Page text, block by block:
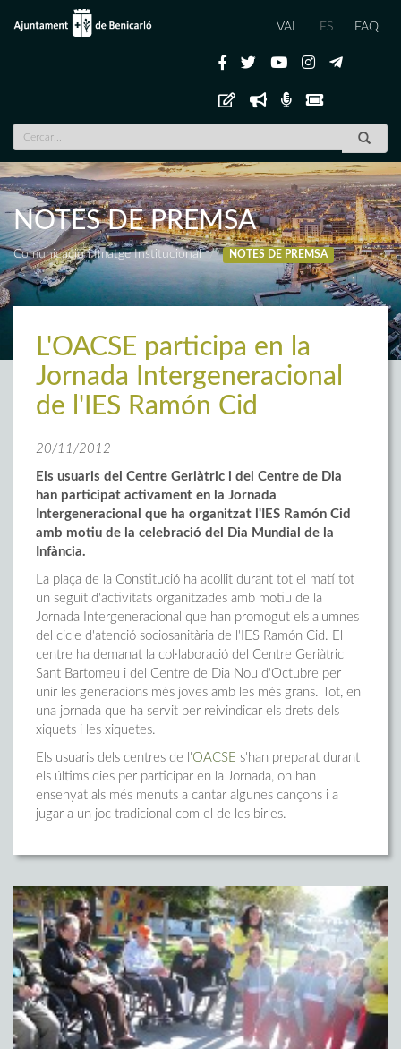
VAL ES FAQ
NOTES DE PREMSA
Comunicació i Imatge Institucional NOTES DE PREMSA
L'OACSE participa en la
Jornada Intergeneracional
de l'IES Ramón Cid
20/11/2012
Els usuaris del Centre Geriàtric i del Centre de Dia
han participat activament en la Jornada
Intergeneracional que ha organitzat l'IES Ramón Cid
amb motiu de la celebració del
Dia Mundial de la
Infància.
La plaça de la Constitució ha acollit durant tot el matí tot
un seguit d'activitats organitzades amb motiu de la
Jornada Intergeneracional que han promogut els alumnes
del cicle d'atenció sociosanitària de l'IES Ramón Cid. El
centre ha demanat la col·laboració del Centre Geriàtric
Sant Bartomeu i del Centre de Dia Nou d'Octubre per
unir les generacions més joves amb les més grans. Tot, en
una jornada que ha servit per reivindicar els drets dels
xiquets i les xiquetes.
Els usuaris dels centres de l'OACSE s'han preparat durant
els últims dies per participar en la Jornada, on han
ensenyat als més menuts a cantar algunes cançons i a
jugar a un joc tradicional com el de les birles.